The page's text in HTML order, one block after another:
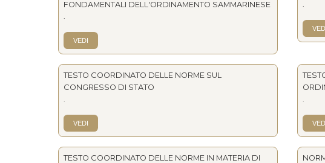
FONDAMENTALI DELL'ORDINAMENTO SAMMARINESE
VEDI
TESTO COORDINATO DELLE NORME SUL
CONGRESSO DI STATO
VEDI
TESTO COORDINATO DELLE NORME IN MATERIA DI